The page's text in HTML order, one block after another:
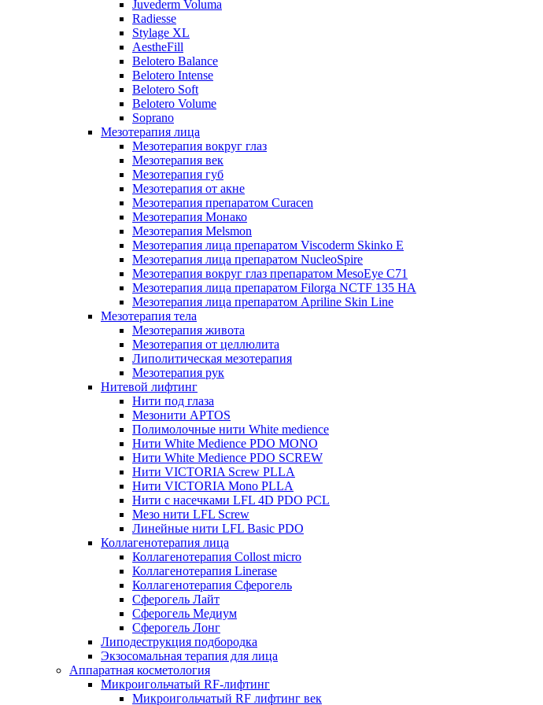
Juvederm Voluma
Radiesse
Stylage XL
AestheFill
Belotero Balance
Belotero Intense
Belotero Soft
Belotero Volume
Soprano
Мезотерапия лица
Мезотерапия вокруг глаз
Мезотерапия век
Мезотерапия губ
Мезотерапия от акне
Мезотерапия препаратом Curacen
Мезотерапия Монако
Мезотерапия Melsmon
Мезотерапия лица препаратом Viscoderm Skinko E
Мезотерапия лица препаратом NucleoSpire
Мезотерапия вокруг глаз препаратом MesoEye С71
Мезотерапия лица препаратом Filorga NCTF 135 HA
Мезотерапия лица препаратом Apriline Skin Line
Мезотерапия тела
Мезотерапия живота
Мезотерапия от целлюлита
Липолитическая мезотерапия
Мезотерапия рук
Нитевой лифтинг
Нити под глаза
Мезонити APTOS
Полимолочные нити White medience
Нити White Medience PDO MONO
Нити White Medience PDO SCREW
Нити VICTORIA Screw PLLA
Нити VICTORIA Mono PLLA
Нити с насечками LFL 4D PDO PCL
Мезо нити LFL Screw
Линейные нити LFL Basic PDO
Коллагенотерапия лица
Коллагенотерапия Collost micro
Коллагенотерапия Linerase
Коллагенотерапия Сферогель
Сферогель Лайт
Сферогель Медиум
Сферогель Лонг
Липодеструкция подбородка
Экзосомальная терапия для лица
Аппаратная косметология
Микроигольчатый RF-лифтинг
Микроигольчатый RF лифтинг век